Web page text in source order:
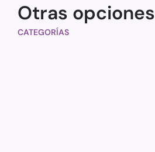
Otras opciones
CATEGORÍAS